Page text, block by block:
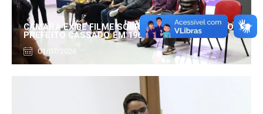
CÂMARA EXIBE FILME SOBRE EDUARDO SERRANO,
PREFEITO CASSADO EM 1960
01/07/2026